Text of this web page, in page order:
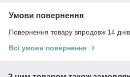
Умови повернення
Повернення товару впродовж 14
Всі умови повернення